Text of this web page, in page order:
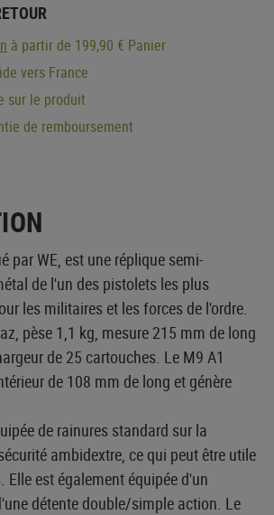
à partir de 199,90 € Panier
vers France
sur le produit
de remboursement
par WE, est une réplique semi-
de l'un des pistolets les plus
les militaires et les forces de l'ordre.
pèse 1,1 kg, mesure 215 mm de long
de 25 cartouches. Le M9 A1
de 108 mm de long et génère
de rainures standard sur la
ambidextre, ce qui peut être utile
Elle est également équipée d'un
détente double/simple action. Le